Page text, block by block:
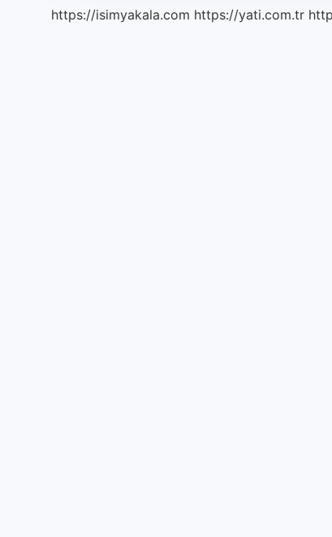
https://isimyakala.com https://yati.com.tr